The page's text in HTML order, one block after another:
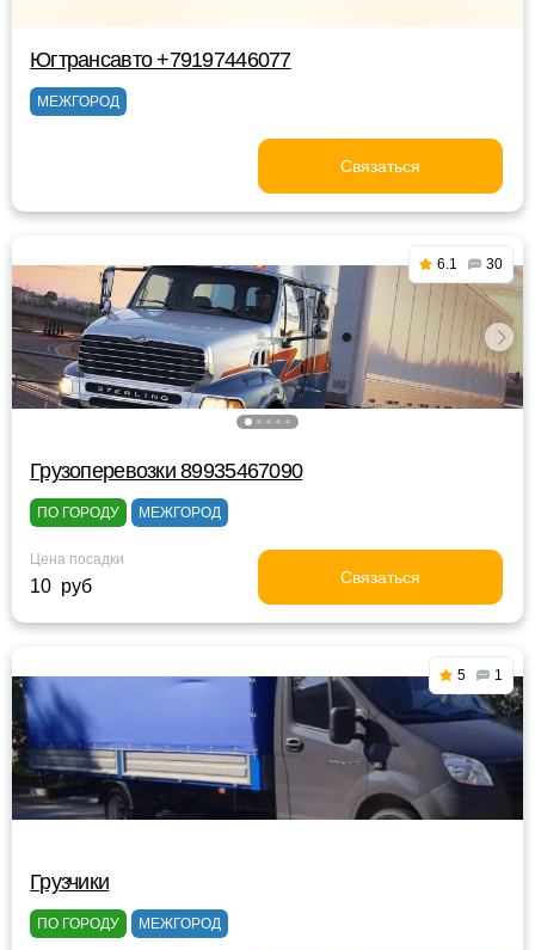
Югтрансавто +79197446077
МЕЖГОРОД
Связаться
6.1 30
Грузоперевозки 89935467090
ПО ГОРОДУ МЕЖГОРОД
Цена посадки
10 руб Связаться
5 1
Грузчики
ПО ГОРОДУ МЕЖГОРОД